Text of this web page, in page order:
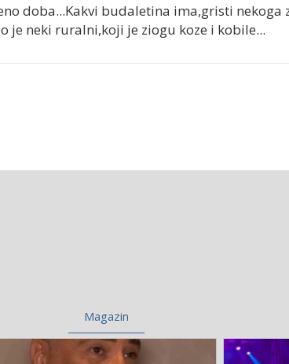
doba...Kakvi budaletina ima,gristi nekoga
je neki ruralni,koji je ziogu koze i kobile...
Magazin